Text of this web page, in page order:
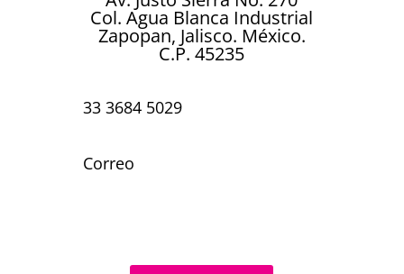
Col. Agua Blanca Industrial
Zapopan, Jalisco. México.
C.P. 45235
33 3684 5029
Correo